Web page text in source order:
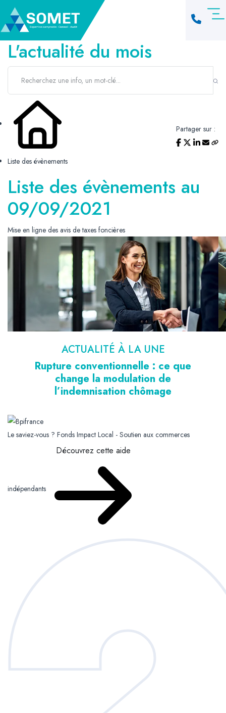
L'actualité du mois
Liste des évènements
Partager sur :
Liste des évènements au
09/09/2021
Mise en ligne des avis de taxes foncières
ACTUALITÉ À LA UNE
Rupture conventionnelle : ce que
change la modulation de
l’indemnisation chômage
Le saviez-vous ? Fonds Impact Local - Soutien aux commerces
indépendants
Découvrez cette aide